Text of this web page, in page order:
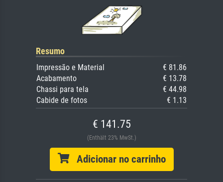
Resumo
Impressão e Material
€ 81.86
Acabamento
€ 13.78
Chassi para tela
€ 44.98
Cabide de fotos
€ 1.13
€ 141.75
(Enthält 23% MwSt.)
Adicionar no carrinho